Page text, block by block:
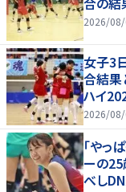
2026/
女子3
合結果
ハイ
2026/
「やっ
ーの
べし